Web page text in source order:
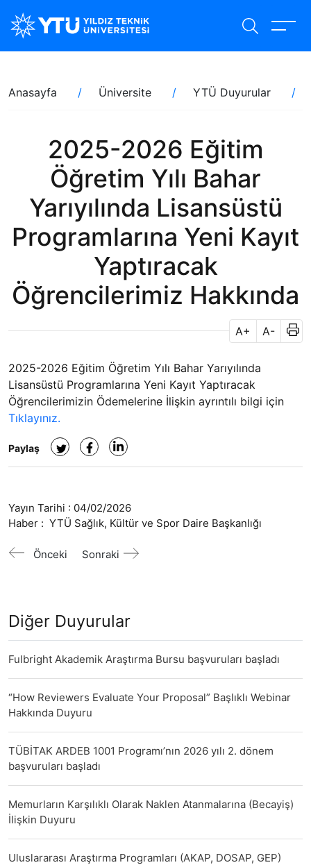
içeriğe
Sayfa
yolu
Anasayfa Üniversite YTÜ Duyurular
2025-2026 Eğitim
Öğretim Yılı Bahar
Yarıyılında Lisansüstü
Programlarına Yeni Kayıt
Yaptıracak
Öğrencilerimiz Hakkında
A+ A-
2025-2026 Eğitim Öğretim Yılı Bahar Yarıyılında
Lisansüstü Programlarına Yeni Kayıt Yaptıracak
Öğrencilerimizin Ödemelerine İlişkin ayrıntılı bilgi için
Tıklayınız.
Paylaş
Yayın Tarihi : 04/02/2026
Haber : YTÜ Sağlık, Kültür ve Spor Daire Başkanlığı
Önceki Sonraki
Diğer Duyurular
Fulbright Akademik Araştırma Bursu başvuruları başladı
“How Reviewers Evaluate Your Proposal” Başlıklı Webinar
Hakkında Duyuru
TÜBİTAK ARDEB 1001 Programı’nın 2026 yılı 2. dönem
başvuruları başladı
Memurların Karşılıklı Olarak Naklen Atanmalarına (Becayiş)
İlişkin Duyuru
Uluslararası Araştırma Programları (AKAP, DOSAP, GEP)